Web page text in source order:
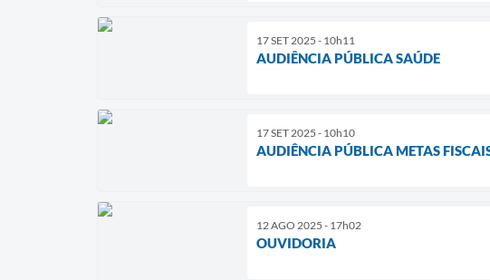
17 SET 2025 - 10h11
AUDIÊNCIA PÚBLICA SAÚDE
17 SET 2025 - 10h10
AUDIÊNCIA PÚBLICA METAS
12 AGO 2025 - 17h02
OUVIDORIA